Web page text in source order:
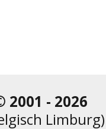
- 2026